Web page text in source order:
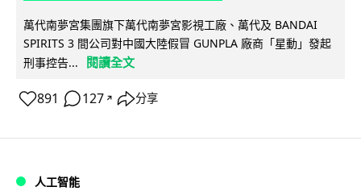
萬代南夢宮集團旗下萬代南夢宮影視工廠、萬代及 BANDAI
SPIRITS 3 間公司對中國大陸假冒 GUNPLA 廠商「星動」發起
刑事控告...
閱讀全文
891 127 ↗ 分享
人工智能